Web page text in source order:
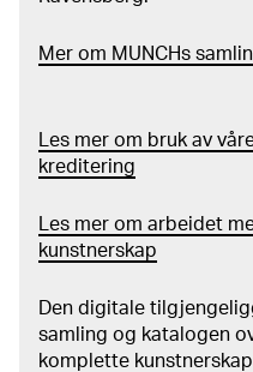
Mer om MUNCHs
Les mer om bruk av
kreditering
Les mer om arbeidet
kunstnerskap
Den digitale
samling og katalogen
komplette